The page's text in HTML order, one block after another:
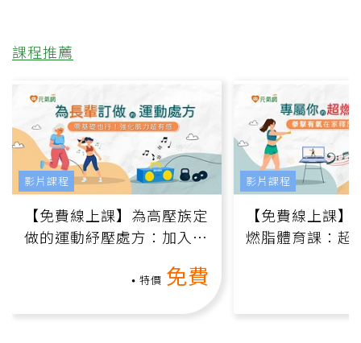
課程推薦
【免費線上課】為高壓族定
做的運動紓壓處方：加入行
特價 免費
影片課程
【免費線上課
燃脂體育課：超
影片課程